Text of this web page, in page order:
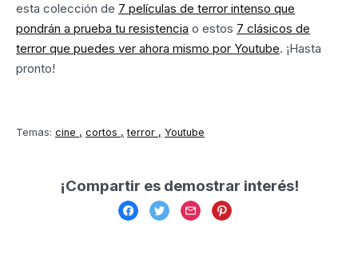
esta colección de 7 películas de terror intenso que
pondrán a prueba tu resistencia o estos 7 clásicos de
terror que puedes ver ahora mismo por Youtube. ¡Hasta
pronto!
Temas: cine cortos terror Youtube
¡Compartir es demostrar interés!